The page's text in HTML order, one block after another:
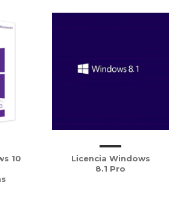
10
Licencia Windows
8.1 Pro